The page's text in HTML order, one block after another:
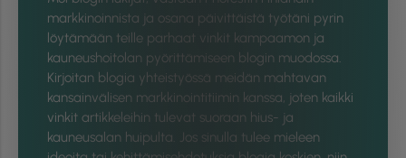
markkinoinnista ja osana päivittäistä työtäni pyrin
löytämään teille parhaat vinkit kampaamon ja
kauneushoitolan pyörittämiseen blogin muodossa.
Kirjoitan blogia yhteistyössä meidän mahtavan
kansainvälisen markkinointitiimin kanssa, joten kaikki
vinkit artikkeleihin tulevat suoraan hius- ja
kauneusalan huipulta. Jos sinulla tulee mieleen